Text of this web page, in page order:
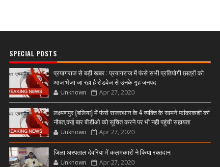
SPECIAL POSTS
प्रयागराज से बड़ी खबर : प्रयागराज में फंसे सभी प्रतियोगी छात्रों को
आज भेजा जा रहा है रोडवेज से उनके गृह जनपद
Unknown Apr 27, 2020
लक्ष्मणपुर (बलिया) में फंसे राजस्थान के 4 व्यक्ति के सामने फांकाकशी की
नौबत,कई बार बीडीओ को सूचित करने पर भी नही पहुंची सहायता
Unknown Apr 27, 2020
जिला अस्पताल देवरिया में कलमकारों ने किया रक्तदान
Unknown Apr 27, 2020